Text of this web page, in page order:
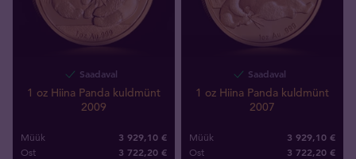
Saadaval
1 oz Hiina Panda kuldmünt
2009
Müük 3 929,10 €
Ost 3 722,20 €
Saadaval
1 oz Hiina Panda kuldmünt
2007
Müük 3 929,10 €
Ost 3 722,20 €